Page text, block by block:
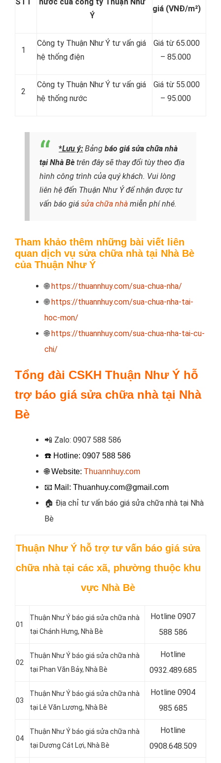
Ý
giá (VNĐ/m²)
1
Công ty Thuận Như Ý tư vấn giá
hệ thống điện
Giá từ 65.000
– 85.000
2
Công ty Thuận Như Ý tư vấn giá
hệ thống nước
Giá từ 55.000
– 95.000
*Lưu ý: Bảng báo giá sửa chữa nhà
tại Nhà Bè trên đây sẽ thay đổi tùy theo địa
hình công trình của quý khách. Vui lòng
liên hệ đến Thuận Như Ý để nhận được tư
vấn báo giá sửa chữa nhà miễn phí nhé.
Tham khảo thêm những bài viết liên
quan dịch vụ sửa chữa nhà tại Nhà Bè
của Thuận Như Ý
🌐https://thuannhuy.com/sua-chua-nha/
🌐https://thuannhuy.com/sua-chua-nha-tai-
hoc-mon/
🌐https://thuannhuy.com/sua-chua-nha-tai-cu-
chi/
Tổng đài CSKH Thuận Như Ý hỗ
trợ báo giá sửa chữa nhà tại Nhà
Bè
📲 Zalo: 0907 588 586
☎️ Hotline: 0907 588 586
🌐 Website: Thuannhuy.com
📧 Mail: Thuanhuy.com@gmail.com
🏠 Địa chỉ tư vấn báo giá sửa chữa nhà tại Nhà
Bè
Thuận Như Ý hỗ trợ tư vấn báo giá sửa
chữa nhà tại các xã, phường thuộc khu
vực Nhà Bè
01
Thuận Như Ý báo giá sửa chữa nhà
tại Chánh Hưng, Nhà Bè
Hotline 0907
588 586
02
Thuận Như Ý báo giá sửa chữa nhà
tại Phan Văn Bảy, Nhà Bè
Hotline
0932.489.685
03
Thuận Như Ý báo giá sửa chữa nhà
tại Lê Văn Lương, Nhà Bè
Hotline 0904
985 685
04
Thuận Như Ý báo giá sửa chữa nhà
tại Dương Cát Lợi, Nhà Bè
Hotline
0908.648.509